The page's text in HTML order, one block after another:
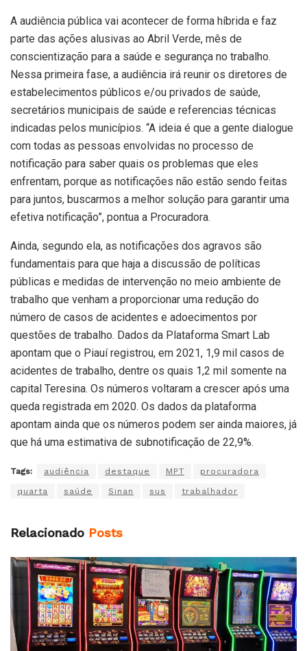
A audiência pública vai acontecer de forma híbrida e faz
parte das ações alusivas ao Abril Verde, mês de
conscientização para a saúde e segurança no trabalho.
Nessa primeira fase, a audiência irá reunir os diretores de
estabelecimentos públicos e/ou privados de saúde,
secretários municipais de saúde e referencias técnicas
indicadas pelos municípios. “A ideia é que a gente dialogue
com todas as pessoas envolvidas no processo de
notificação para saber quais os problemas que eles
enfrentam, porque as notificações não estão sendo feitas
para juntos, buscarmos a melhor solução para garantir uma
efetiva notificação”, pontua a Procuradora.
Ainda, segundo ela, as notificações dos agravos são
fundamentais para que haja a discussão de políticas
públicas e medidas de intervenção no meio ambiente de
trabalho que venham a proporcionar uma redução do
número de casos de acidentes e adoecimentos por
questões de trabalho. Dados da Plataforma Smart Lab
apontam que o Piauí registrou, em 2021, 1,9 mil casos de
acidentes de trabalho, dentre os quais 1,2 mil somente na
capital Teresina. Os números voltaram a crescer após uma
queda registrada em 2020. Os dados da plataforma
apontam ainda que os números podem ser ainda maiores, já
que há uma estimativa de subnotificação de 22,9%.
Tags: audiência destaque MPT procuradora
quarta saúde Sinan sus trabalhador
Relacionado Posts